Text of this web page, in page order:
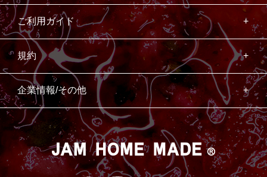
ご利用ガイド
規約
企業情報/その他